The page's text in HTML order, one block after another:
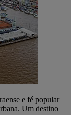
e fé popular
Um destino